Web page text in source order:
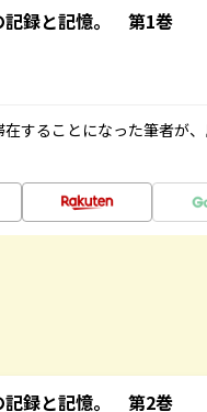
記録と記憶。 第1巻
することになった筆者が
記録と記憶。 第2巻